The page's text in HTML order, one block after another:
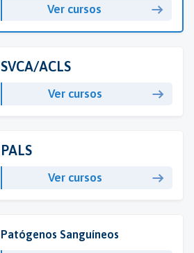
Ver cursos
SVCA/ACLS
Ver cursos
PALS
Ver cursos
Patógenos Sanguíneos